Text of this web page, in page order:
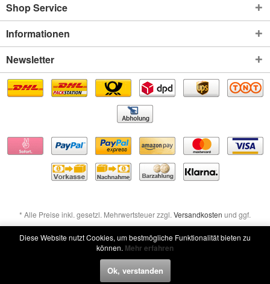
Shop Service
Informationen
Newsletter
* Alle Preise inkl. gesetzl. Mehrwertsteuer zzgl. Versandkosten und ggf.
Nachnahmegebühren, wenn nicht anders beschrieben
Widerruf erklären
Diese Website nutzt Cookies, um bestmögliche Funktionalität bieten zu
können. Mehr erfahren
Ok, verstanden